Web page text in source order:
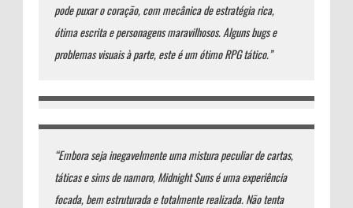
pode puxar o coração, com mecânica de estratégia rica,
ótima escrita e personagens maravilhosos. Alguns bugs e
problemas visuais à parte, este é um ótimo RPG tático.”
“Embora seja inegavelmente uma mistura peculiar de cartas,
táticas e sims de namoro, Midnight Suns é uma experiência
focada, bem estruturada e totalmente realizada. Não tenta